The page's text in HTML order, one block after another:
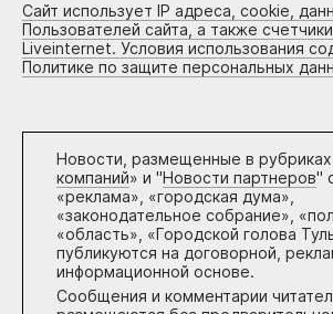
Сайт использует IP адреса, cookie,
Пользователей сайта, а также
Liveinternet. Условия использования
Политике по защите персональных
Новости, размещенные в рубриках
компаний» и "Новости партнеров"
«реклама», «городская дума»,
«законодательное собрание»,
«область», «Городской голова
публикуются на договорной,
информационной основе.
Сообщения и комментарии